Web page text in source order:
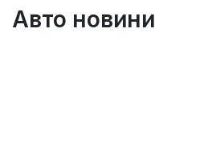
Авто новини